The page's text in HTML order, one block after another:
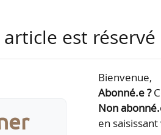
transformation-
conditionnement
commercialisation
par notre collectif
article est
Bienvenue,
Abonné.e ?
Non
en